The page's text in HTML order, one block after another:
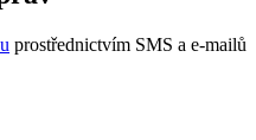
prostřednictvím SMS a e-mailů